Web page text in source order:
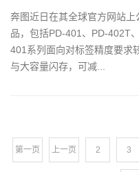
奔图近日在其全球官方网站
品，包括PD-401、PD-402T
401系列面向对标签精度要求
与大容量闪存，可减...
第一页 上一页 2 3